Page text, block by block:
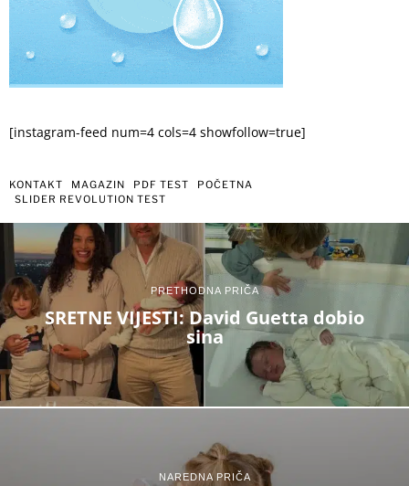
[instagram-feed num=4 cols=4 showfollow=true]
KONTAKT MAGAZIN PDF TEST
POČETNA
SLIDER REVOLUTION TEST
PRETHODNA PRIČA
SRETNE VIJESTI: David Guetta dobio
sina
NAREDNA PRIČA